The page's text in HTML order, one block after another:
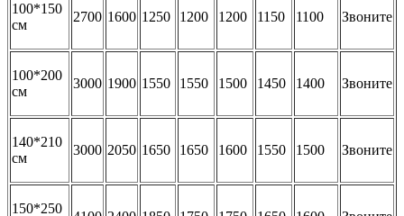
100*150
см
2700 1600 1250 1200 1200 1150 1100 Звоните
100*200
см
3000 1900 1550 1550 1500 1450 1400 Звоните
140*210
см
3000 2050 1650 1650 1600 1550 1500 Звоните
150*250